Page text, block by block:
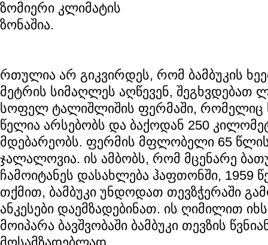
ზომიერი კლიმატის
ზონაშია.
რთულია არ გიკვირდეს, რომ ბამბუკის
მეტრის სიმაღლეს აღწევენ, შეგხვდებათ
სოფელ ტალიშლიშის ფერმაში, რომელიც
წელია არსებობს და ბაქოდან 250
მდებარეობს. ფერმის მფლობელი 65
ჯალალოვია. ის ამბობს, რომ მცენარე
ჩამოიტანეს დასახლება ჰაფთონში, 1959
თქმით, ბამბუკი უნდოდათ თევზჭერაში
ანკესები დაემზადებინათ. ის ღიმილით
მოიპარა ბავშვობაში ბამბუკი თევზის